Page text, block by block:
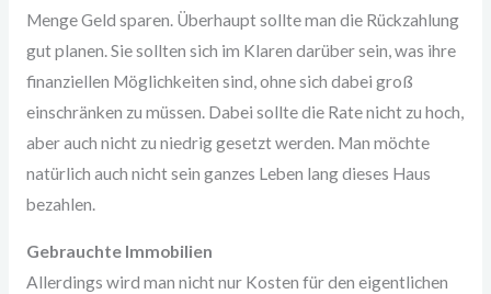
Menge Geld sparen. Überhaupt sollte man die Rückzahlung
gut planen. Sie sollten sich im Klaren darüber sein, was ihre
finanziellen Möglichkeiten sind, ohne sich dabei groß
einschränken zu müssen. Dabei sollte die Rate nicht zu hoch,
aber auch nicht zu niedrig gesetzt werden. Man möchte
natürlich auch nicht sein ganzes Leben lang dieses Haus
bezahlen.
Gebrauchte Immobilien
Allerdings wird man nicht nur Kosten für den eigentlichen